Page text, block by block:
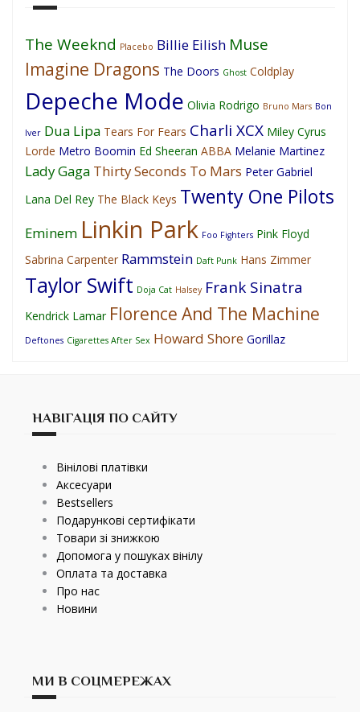
The Weeknd Placebo Billie Eilish Muse
Imagine Dragons The Doors Ghost Coldplay
Depeche Mode Olivia Rodrigo Bruno Mars Bon
Iver Dua Lipa Tears For Fears Charli XCX Miley Cyrus
Lorde Metro Boomin Ed Sheeran ABBA Melanie Martinez
Lady Gaga Thirty Seconds To Mars Peter Gabriel
Lana Del Rey The Black Keys Twenty One Pilots
Eminem Linkin Park Foo Fighters Pink Floyd
Sabrina Carpenter Rammstein Daft Punk Hans Zimmer
Taylor Swift Doja Cat Halsey Frank Sinatra
Kendrick Lamar Florence And The Machine
Deftones Cigarettes After Sex Howard Shore Gorillaz
НАВІГАЦІЯ ПО САЙТУ
Вінілові платівки
Аксесуари
Bestsellers
Подарункові сертифікати
Товари зі знижкою
Допомога у пошуках вінілу
Оплата та доставка
Про нас
Новини
МИ В СОЦМЕРЕЖАХ